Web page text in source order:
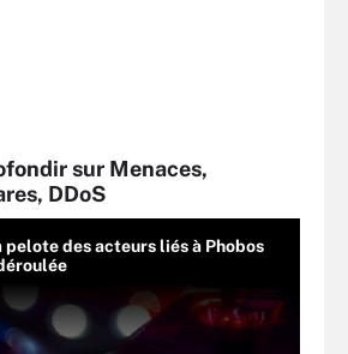
sur Menaces,
DDoS
pelote des acteurs liés à Phobos